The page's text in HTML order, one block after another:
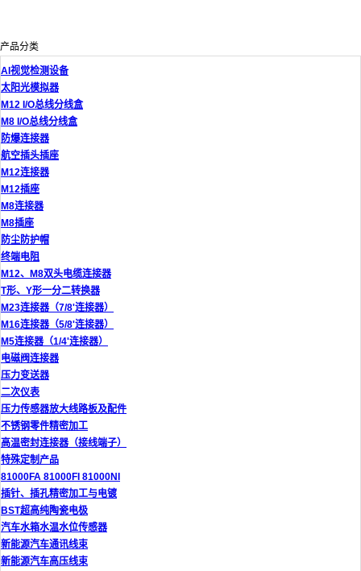
产品分类
AI视觉检测设备
太阳光模拟器
M12 I/O总线分线盒
M8 I/O总线分线盒
防爆连接器
航空插头插座
M12连接器
M12插座
M8连接器
M8插座
防尘防护帽
终端电阻
M12、M8双头电缆连接器
T形、Y形一分二转换器
M23连接器（7/8'连接器）
M16连接器（5/8'连接器）
M5连接器（1/4'连接器）
电磁阀连接器
压力变送器
二次仪表
压力传感器放大线路板及配件
不锈钢零件精密加工
高温密封连接器（接线端子）
特殊定制产品
81000FA 81000FI 81000NI
插针、插孔精密加工与电镀
BST超高纯陶瓷电极
汽车水箱水温水位传感器
新能源汽车通讯线束
新能源汽车高压线束